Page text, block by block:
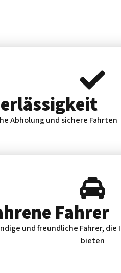
Abholung und sichere Fahrten
Fahrer
und freundliche Fahrer, die
bieten